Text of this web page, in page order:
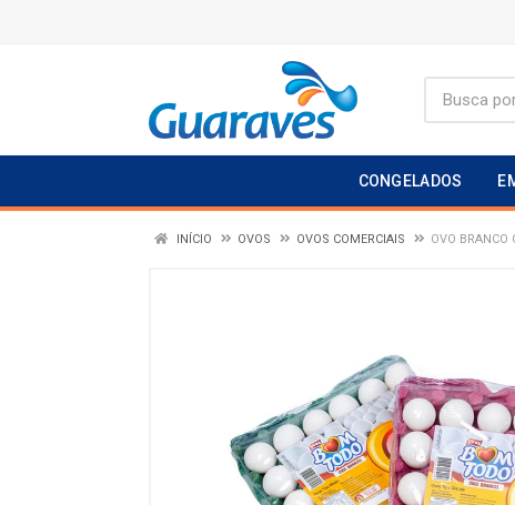
CONGELADOS
INÍCIO OVOS OVOS COMERCIAIS OVO BRANCO